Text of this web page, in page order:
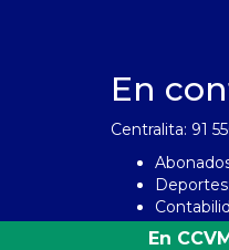
En
Centralita: 91
Deportes:
Personal:
En